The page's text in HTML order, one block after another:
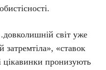
світ уже
затремтіла», «ставок
цікавинки пронизують